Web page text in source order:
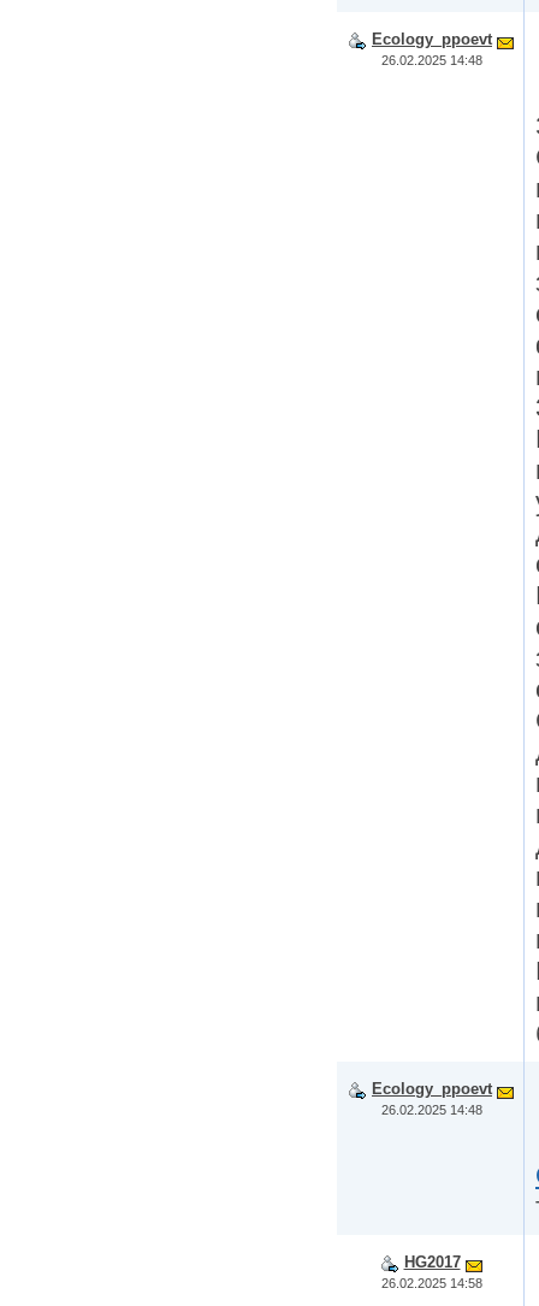
Ecology_ppoevt
26.02.2025 14:48
Ecology_ppoevt
26.02.2025 14:48
HG2017
26.02.2025 14:58